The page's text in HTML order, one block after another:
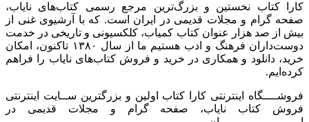
کارا کتاب نخستین و بزرگ‌ترین مرجع رسمی کتاب‌های نایاب،
صفحه گرام و مجلات قدیمی در ایران است. که با آرشیوی غنی از
بیش از صد هزار عنوان کتاب کمیاب، کلکسیونی و تاریخی در خدمت
دوست‌داران فرهنگ و ادب هستیم ما از سال ۱۳۸۰ تاکنون، امکان
خرید، دانلود و همکاری در خرید و فروش کتاب‌های نایاب را فراهم
کرده‌ایم.
فروشــــگاه اینترنتی کارا کتاب اولین و بزرگترین ســایت اینترنتی
فروش کتاب نایاب، صفحه گرام و مجلات قدیمی در